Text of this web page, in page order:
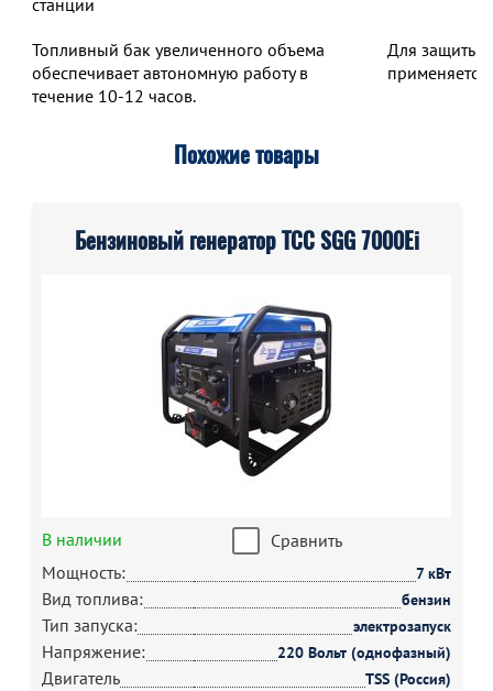
станции
Топливный бак увеличенного объема
обеспечивает автономную работу в
течение 10-12 часов.
Для защиты
Похожие товары
Бензиновый генератор ТСС SGG 7000Ei
В наличии
Сравнить
Мощность:
7 кВт
Вид топлива: бензин
Тип запуска: электрозапуск
Напряжение: 220 Вольт (однофазный)
Двигатель TSS (Россия)